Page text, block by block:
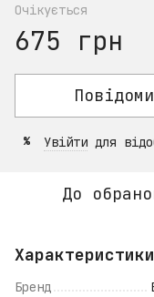
Очікується
675 грн
% Увійти для
До
Характеристики
Бренд